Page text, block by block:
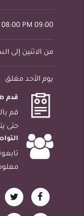
09:00 AM – 08:00 PM
من الاثنين إلى
يوم الأحد مغلق
قدم
قم
حتى